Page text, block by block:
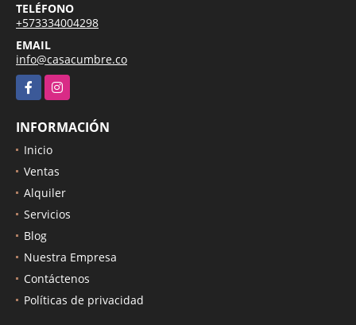
TELÉFONO
+573334004298
EMAIL
info@casacumbre.co
FacebookInstagram
INFORMACIÓN
Inicio
Ventas
Alquiler
Servicios
Blog
Nuestra Empresa
Contáctenos
Políticas de privacidad